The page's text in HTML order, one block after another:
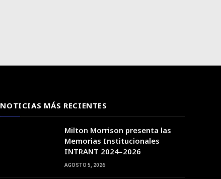
NOTICIAS MÁS RECIENTES
Milton Morrison presenta las
Memorias Institucionales
INTRANT 2024–2026
AGOSTO 5, 2026